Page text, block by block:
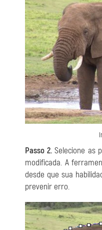
Passo 2. Selecione as
modificada. A
desde que sua
prevenir erro.